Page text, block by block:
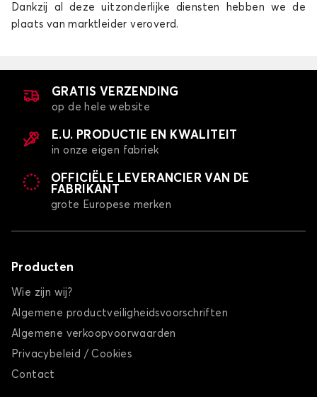
ULYSSE 2
Stoelhoezen voor FIAT ULYSSE 2
Dankzij al deze uitzonderlijke diensten hebben we de
plaats van marktleider veroverd.
GRATIS VERZENDING
op de hele website
E.U. PRODUCTIE EN KWALITEIT
in onze eigen fabriek
OFFICIËLE LEVERANCIER VAN DE
FABRIKANT
grote Europese merken
Producten
Wie zijn wij?
Algemene productveiligheidsvoorschriften
Algemene verkoopvoorwaarden
Privacybeleid / Cookies
Contact